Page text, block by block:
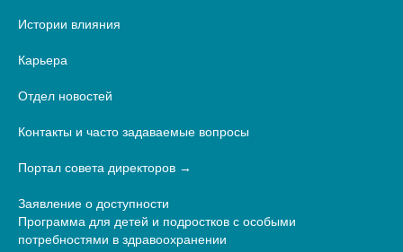
Истории влияния
Карьера
Отдел новостей
Контакты и часто задаваемые вопросы
Портал совета директоров
Заявление о доступности
Программа для детей и подростков с особыми
потребностями в здравоохранении